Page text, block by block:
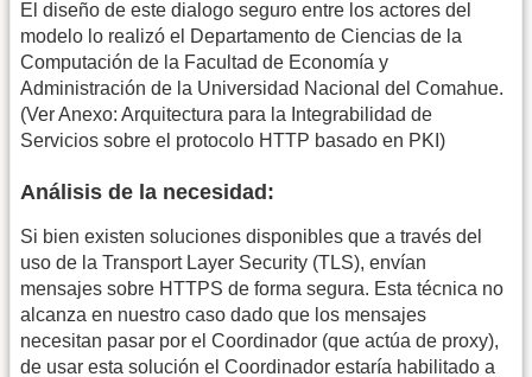
El diseño de este dialogo seguro entre los actores del
modelo lo realizó el Departamento de Ciencias de la
Computación de la Facultad de Economía y
Administración de la Universidad Nacional del Comahue.
(Ver Anexo: Arquitectura para la Integrabilidad de
Servicios sobre el protocolo HTTP basado en PKI)
Análisis de la necesidad:
Si bien existen soluciones disponibles que a través del
uso de la Transport Layer Security (TLS), envían
mensajes sobre HTTPS de forma segura. Esta técnica no
alcanza en nuestro caso dado que los mensajes
necesitan pasar por el Coordinador (que actúa de proxy),
de usar esta solución el Coordinador estaría habilitado a